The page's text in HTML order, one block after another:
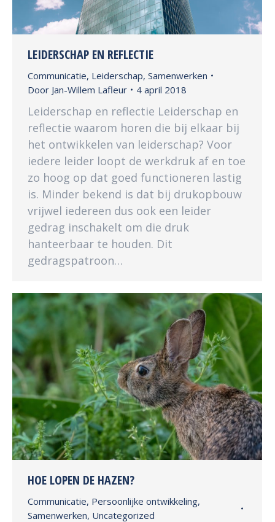
LEIDERSCHAP EN REFLECTIE
Communicatie, Leiderschap, Samenwerken
Door Jan-Willem Lafleur 4 april 2018
Leiderschap en reflectie Leiderschap en
reflectie waarom horen die bij elkaar bij
het ontwikkelen van leiderschap? Voor
iedere leider loopt de werkdruk af en toe
zo hoog op dat goed functioneren lastig
is. Minder bekend is dat bij drukopbouw
vrijwel iedereen dus ook een leider
gedrag inschakelt om die druk
hanteerbaar te houden. Dit
gedragspatroon…
HOE LOPEN DE HAZEN?
Communicatie, Persoonlijke ontwikkeling,
Samenwerken, Uncategorized